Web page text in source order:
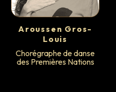
Aroussen Gros-
Louis
Chorégraphe de danse
des Premières Nations
Gros-
Louis
Chorégraphe